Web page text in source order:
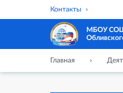
Контакты
МБОУ
Главная